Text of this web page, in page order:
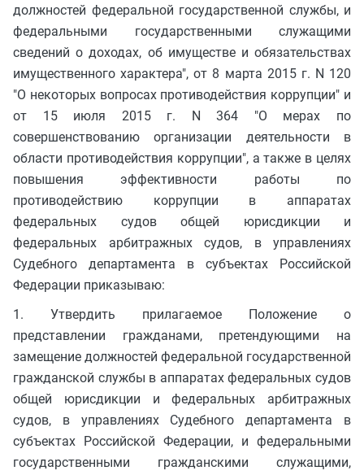
должностей федеральной государственной службы, и
федеральными государственными служащими
сведений о доходах, об имуществе и обязательствах
имущественного характера", от 8 марта 2015 г. N 120
"О некоторых вопросах противодействия коррупции" и
от 15 июля 2015 г. N 364 "О мерах по
совершенствованию организации деятельности в
области противодействия коррупции", а также в целях
повышения эффективности работы по
противодействию коррупции в аппаратах
федеральных судов общей юрисдикции и
федеральных арбитражных судов, в управлениях
Судебного департамента в субъектах Российской
Федерации приказываю:
1. Утвердить прилагаемое Положение о
представлении гражданами, претендующими на
замещение должностей федеральной государственной
гражданской службы в аппаратах федеральных судов
общей юрисдикции и федеральных арбитражных
судов, в управлениях Судебного департамента в
субъектах Российской Федерации, и федеральными
государственными гражданскими служащими,